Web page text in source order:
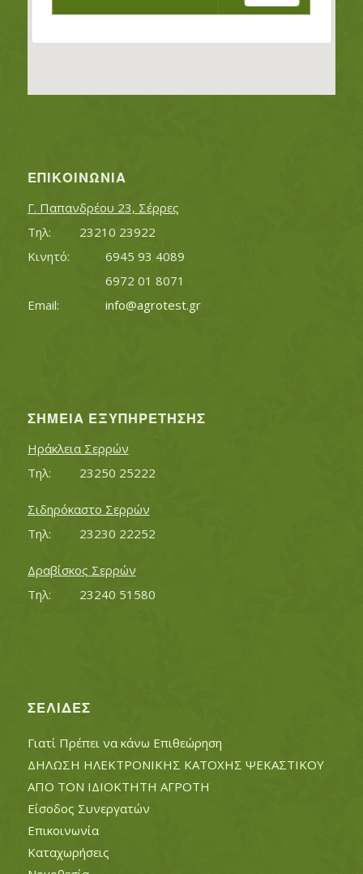
ΕΠΙΚΟΙΝΩΝΊΑ
Γ. Παπανδρέου 23, Σέρρες
Τηλ:		23210 23922
Κινητό:		6945 93 4089
			6972 01 8071
info@agrotest.gr
ΣΗΜΕΊΑ ΕΞΥΠΗΡΈΤΗΣΗΣ
Ηράκλεια Σερρών
Τηλ:		23250 25222
Σιδηρόκαστο Σερρών
Τηλ:		23230 22252
Δραβίσκος Σερρών
Τηλ:		23240 51580
ΣΕΛΊΔΕΣ
Γιατί Πρέπει να κάνω Επιθεώρηση
ΔΗΛΩΣΗ ΗΛΕΚΤΡΟΝΙΚΗΣ ΚΑΤΟΧΗΣ ΨΕΚΑΣΤΙΚΟΥ
ΑΠΟ ΤΟΝ ΙΔΙΟΚΤΗΤΗ ΑΓΡΟΤΗ
Είσοδος Συνεργατών
Επικοινωνία
Καταχωρήσεις